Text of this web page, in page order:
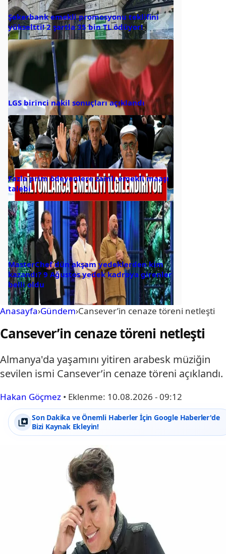
Şekerbank emekli promosyonu teklifini
yükseltti! 2 şartla 35 bin TL ödüyor!
LGS birinci nakil sonuçları açıklandı
Fazla prim ödeyenlere zamlı emekli maaşı
talebi
MasterChef dün akşam yedeklerden kim
kazandı? 9 Ağustos yedek kadroya girenler
belli oldu
Anasayfa›Gündem›Cansever’in cenaze töreni netleşti
Cansever’in cenaze töreni netleşti
Almanya'da yaşamını yitiren arabesk müziğin
sevilen ismi Cansever’in cenaze töreni açıklandı.
Hakan Göçmez • Eklenme: 10.08.2026 - 09:12
Son Dakika ve Önemli Haberler İçin Google Haberler'de
Bizi Kaynak Ekleyin!